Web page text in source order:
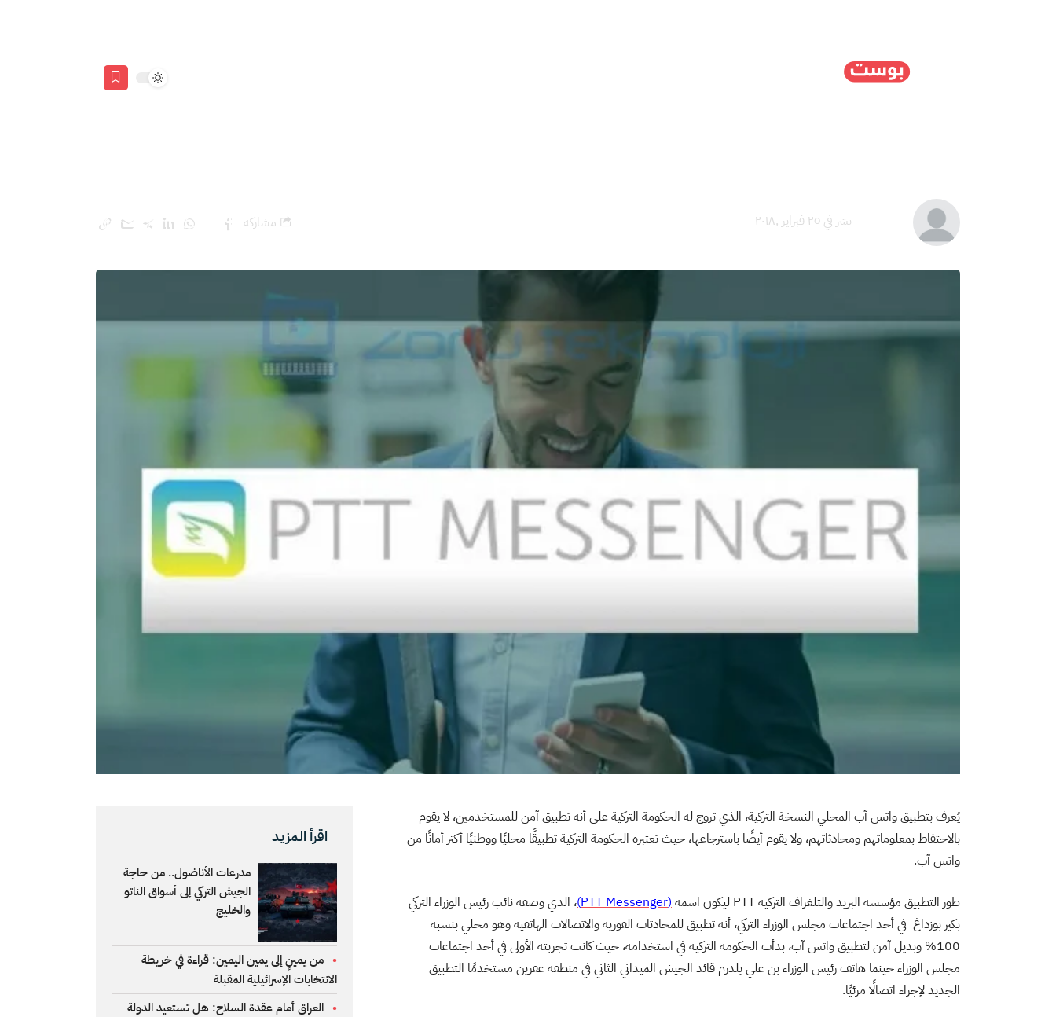
أميرة جمال نشر في ٢٥ فبراير ,٢٠١٨ مشاركة
يُعرف بتطبيق واتس آب المحلي النسخة التركية، الذي تروج له الحكومة التركية على أنه تطبيق آمن للمستخدمين، لا يقوم
بالاحتفاظ بمعلوماتهم ومحادثاتهم، ولا يقوم أيضًا باسترجاعها، حيث تعتبره الحكومة التركية تطبيقًا محليًا ووطنيًا أكثر أمانًا من
واتس آب.
طور التطبيق مؤسسة البريد والتلغراف التركية PTT ليكون اسمه (PTT Messenger)
، الذي وصفه نائب رئيس الوزراء التركي
بكير بوزداغ في أحد اجتماعات مجلس الوزراء التركي، أنه تطبيق للمحادثات الفورية والاتصالات الهاتفية وهو محلي بنسبة
100% وبديل آمن لتطبيق واتس آب، بدأت الحكومة التركية في استخدامه، حيث كانت تجربته الأولى في أحد اجتماعات
مجلس الوزراء حينما هاتف رئيس الوزراء بن علي يلدرم قائد الجيش الميداني الثاني في منطقة عفرين مستخدمًا التطبيق
الجديد لإجراء اتصالًا مرئيًا.
اقرأ المزيد
مدرعات الأناضول.. من حاجة
الجيش التركي إلى أسواق الناتو
والخليج
من يمينٍ إلى يمين اليمين: قراءة في خريطة
الانتخابات الإسرائيلية المقبلة
العراق أمام عقدة السلاح: هل تستعيد الدولة